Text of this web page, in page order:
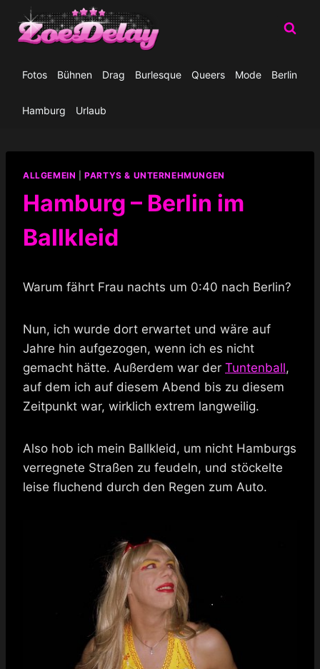
Inhalt
springen
Fotos Bühnen Drag Burlesque Queers Mode Berlin
Hamburg Urlaub
ALLGEMEIN |PARTYS & UNTERNEHMUNGEN
Hamburg – Berlin im
Ballkleid
Warum fährt Frau nachts um 0:40 nach Berlin?
Nun, ich wurde dort erwartet und wäre auf
Jahre hin aufgezogen, wenn ich es nicht
gemacht hätte. Außerdem war der Tuntenball,
auf dem ich auf diesem Abend bis zu diesem
Zeitpunkt war, wirklich extrem langweilig.
Also hob ich mein Ballkleid, um nicht Hamburgs
verregnete Straßen zu feudeln, und stöckelte
leise fluchend durch den Regen zum Auto.